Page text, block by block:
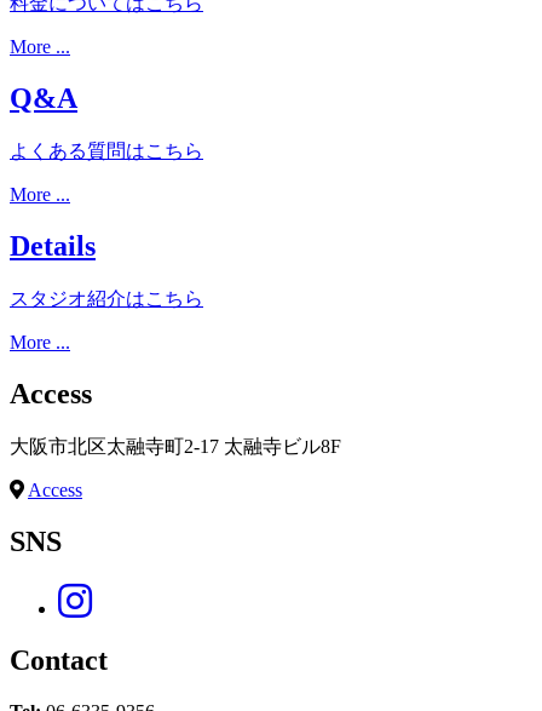
More ...
Q&A
よくある質問はこちら
More ...
Details
スタジオ紹介はこちら
More ...
Access
大阪市北区太融寺町2-17 太融寺ビル8F
Access
SNS
Contact